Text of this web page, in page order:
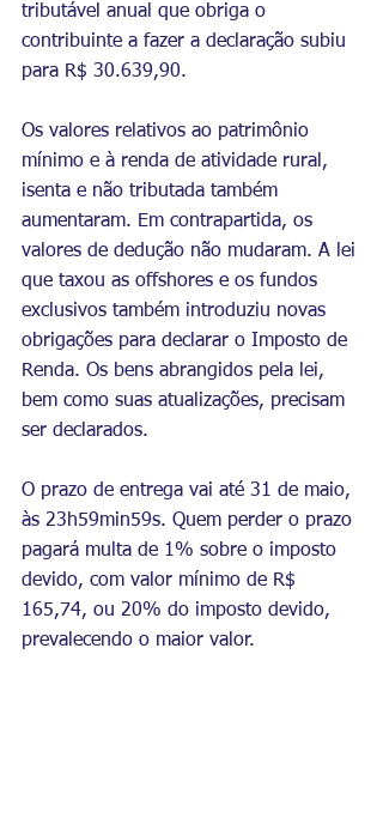
tributável anual que obriga o
contribuinte a fazer a declaração subiu
para R$ 30.639,90.
Os valores relativos ao patrimônio
mínimo e à renda de atividade rural,
isenta e não tributada também
aumentaram. Em contrapartida, os
valores de dedução não mudaram. A lei
que taxou as offshores e os fundos
exclusivos também introduziu novas
obrigações para declarar o Imposto de
Renda. Os bens abrangidos pela lei,
bem como suas atualizações, precisam
ser declarados.
O prazo de entrega vai até 31 de maio,
às 23h59min59s. Quem perder o prazo
pagará multa de 1% sobre o imposto
devido, com valor mínimo de R$
165,74, ou 20% do imposto devido,
prevalecendo o maior valor.